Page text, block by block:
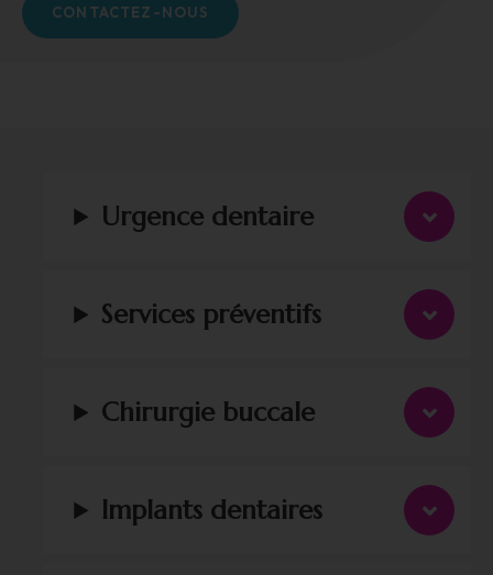
CONTACTEZ-NOUS
Urgence dentaire
Services préventifs
Chirurgie buccale
Implants dentaires